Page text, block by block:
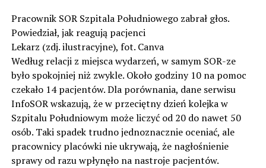
Pracownik SOR Szpitala Południowego zabrał głos.
Powiedział, jak reagują pacjenci
Lekarz (zdj. ilustracyjne), fot. Canva
Według relacji z miejsca wydarzeń, w samym SOR-ze
było spokojniej niż zwykle. Około godziny 10 na pomoc
czekało 14 pacjentów. Dla porównania, dane serwisu
InfoSOR wskazują, że w przeciętny dzień kolejka w
Szpitalu Południowym może liczyć od 20 do nawet 50
osób. Taki spadek trudno jednoznacznie oceniać, ale
pracownicy placówki nie ukrywają, że nagłośnienie
sprawy od razu wpłynęło na nastroje pacjentów.